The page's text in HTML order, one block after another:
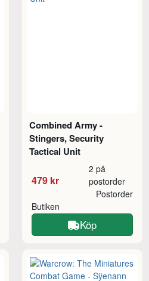
Combined Army -
Stingers, Security
Tactical Unit
479 kr
2 på
postorder
Butiken
Postorder
Köp